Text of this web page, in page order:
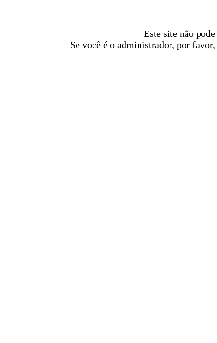
Este site não
Se você é o administrador, por